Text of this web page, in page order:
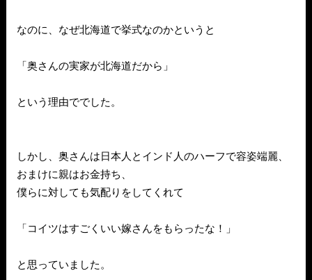
なのに、なぜ北海道で挙式なのかというと
「奥さんの実家が北海道だから」
という理由ででした。
しかし、奥さんは日本人とインド人のハーフで容姿端麗、
おまけに親はお金持ち、
僕らに対しても気配りをしてくれて
「コイツはすごくいい嫁さんをもらったな！」
と思っていました。